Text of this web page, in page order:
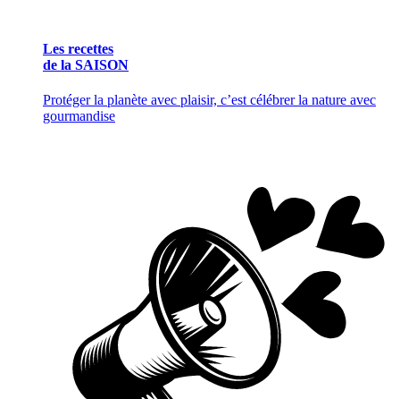
Les recettes
de la SAISON
Protéger la planète avec plaisir, c’est célébrer la nature avec
gourmandise